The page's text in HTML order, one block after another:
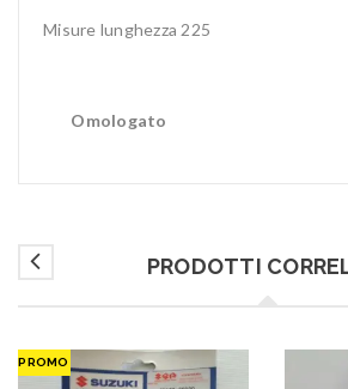
Misure lunghezza 225
Omologato
PRODOTTI
PROMO